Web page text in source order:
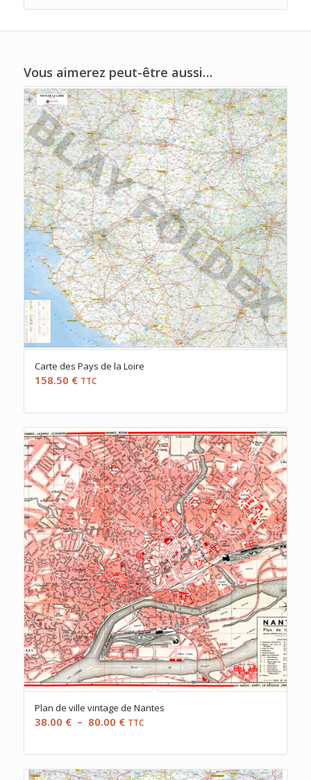
Vous aimerez peut-être aussi…
Carte des Pays de la Loire
158.50 € TTC
Plan de ville vintage de Nantes
38.00 € – 80.00 €Plage
prix :
38.00 €
TTC